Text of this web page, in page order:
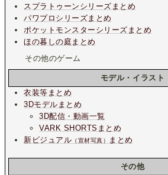
スプラトゥーンシリーズまとめ
パワプロシリーズまとめ
ポケットモンスターシリーズまとめ
ほの暮しの庭まとめ
その他のゲーム
モデル・イラスト
衣装等まとめ
3Dモデルまとめ
3D配信・動画一覧
VARK SHORTSまとめ
新ビジュアル （宣材写真） まとめ
その他